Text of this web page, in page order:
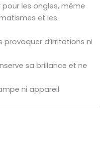
les ongles, même
et les
provoquer d’irritations ni
sa brillance et ne
ni appareil